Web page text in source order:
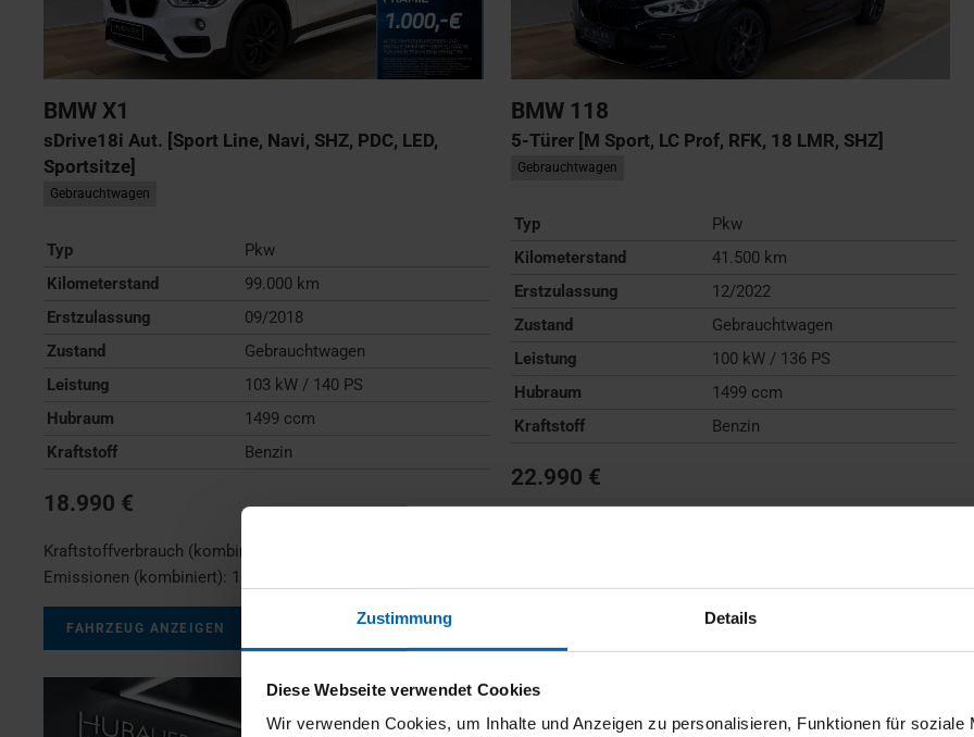
Zustimmung Details
Diese Webseite verwendet Cookies
Wir verwenden Cookies, um Inhalte und Anzeigen zu personalisieren, Funktionen für soziale
BMW X1
sDrive18i Aut. [Sport Line, Navi, SHZ, PDC, LED,
Sportsitze]
Gebrauchtwagen
Typ
Pkw
Kilometerstand
99.000 km
Erstzulassung
09/2018
Zustand
Gebrauchtwagen
Leistung
103 kW / 140 PS
Hubraum
1499 ccm
Kraftstoff
Benzin
18.990 €
Kraftstoffverbrauch (kombiniert):
Emissionen (kombiniert): 159 g/km
FAHRZEUG ANZEIGEN
BMW 118
5-Türer [M Sport, LC Prof, RFK, 18 LMR, SHZ]
Gebrauchtwagen
Typ
Pkw
Kilometerstand
41.500 km
Erstzulassung
12/2022
Zustand
Gebrauchtwagen
Leistung
100 kW / 136 PS
Hubraum
1499 ccm
Kraftstoff
Benzin
22.990 €